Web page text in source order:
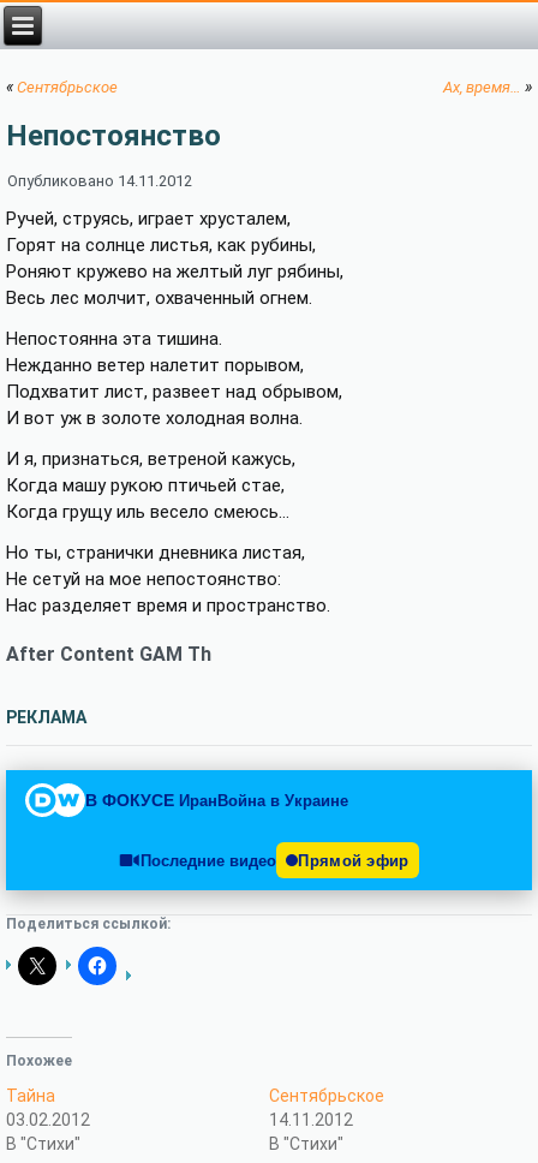
«Сентябрьское Ах, время… »
Непостоянство
Опубликовано 14.11.2012
Ручей, струясь, играет хрусталем,
Горят на солнце листья, как рубины,
Роняют кружево на желтый луг рябины,
Весь лес молчит, охваченный огнем.
Непостоянна эта тишина.
Нежданно ветер налетит порывом,
Подхватит лист, развеет над обрывом,
И вот уж в золоте холодная волна.
И я, признаться, ветреной кажусь,
Когда машу рукою птичьей стае,
Когда грущу иль весело смеюсь…
Но ты, странички дневника листая,
Не сетуй на мое непостоянство:
Нас разделяет время и пространство.
After Content GAM Th
РЕКЛАМА
В ФОКУСЕ Иран Война в Украине
Последние видео Прямой эфир
Поделиться ссылкой:
Похожее
Тайна
03.02.2012
В "Стихи"
Сентябрьское
14.11.2012
В "Стихи"